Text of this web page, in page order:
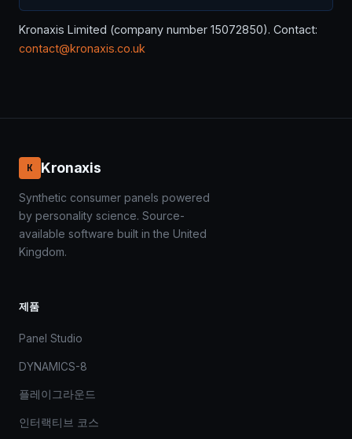
Kronaxis Limited (company number 15072850). Contact:
contact@kronaxis.co.uk
K Kronaxis
Synthetic consumer panels powered
by personality science. Source-
available software built in the United
Kingdom.
제품
Panel Studio
DYNAMICS-8
플레이그라운드
인터랙티브 코스